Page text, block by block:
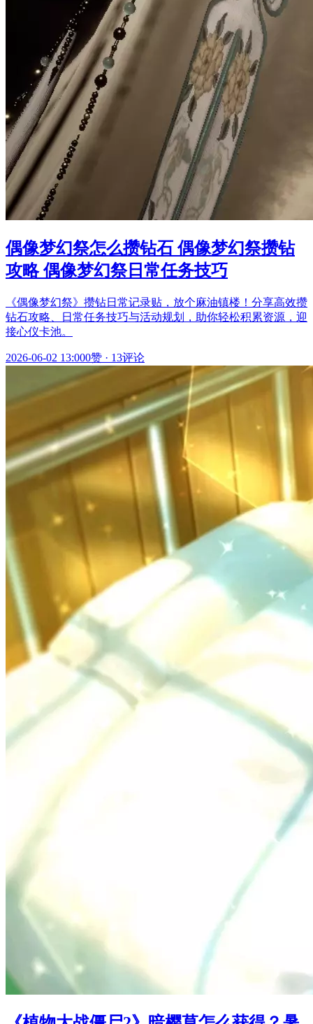
偶像梦幻祭怎么攒钻石 偶像梦幻祭攒钻
攻略 偶像梦幻祭日常任务技巧
《偶像梦幻祭》攒钻日常记录贴，放个麻油镇楼！分享高效攒
钻石攻略、日常任务技巧与活动规划，助你轻松积累资源，迎
接心仪卡池。
2026-06-02 13:000赞 · 13评论